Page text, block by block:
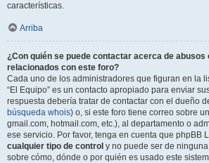
características.
Arriba
¿Con quién se puede contactar acerca de abusos
relacionados con este foro?
Cada uno de los administradores que figuran en la
“El Equipo” es un contacto apropiado para enviar
respuesta debería tratar de contactar con el dueño
búsqueda whois) o, si este foro tiene correo sobre
gmail.com, hotmail.com, etc.), al departamento o
ese servicio. Por favor, tenga en cuenta que phpBB
cualquier tipo de control y no puede ser de
sobre cómo, dónde o por quién es usado este